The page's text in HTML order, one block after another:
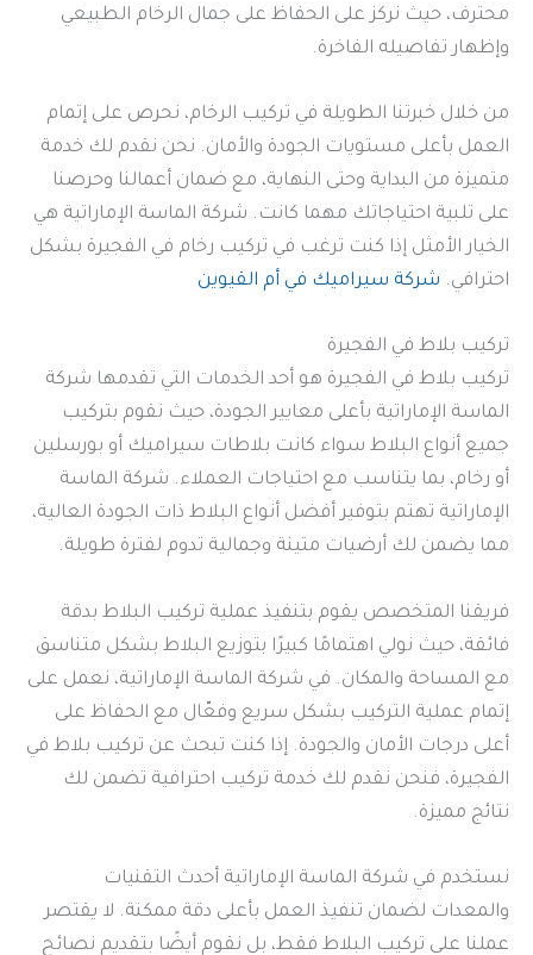
محترف، حيث نركز على الحفاظ على جمال الرخام الطبيعي
وإظهار تفاصيله الفاخرة.
من خلال خبرتنا الطويلة في تركيب الرخام، نحرص على إتمام
العمل بأعلى مستويات الجودة والأمان. نحن نقدم لك خدمة
متميزة من البداية وحتى النهاية، مع ضمان أعمالنا وحرصنا
على تلبية احتياجاتك مهما كانت. شركة الماسة الإماراتية هي
الخيار الأمثل إذا كنت ترغب في تركيب رخام في الفجيرة بشكل
احترافي. شركة سيراميك في أم القيوين
تركيب بلاط في الفجيرة
تركيب بلاط في الفجيرة هو أحد الخدمات التي تقدمها شركة
الماسة الإماراتية بأعلى معايير الجودة، حيث نقوم بتركيب
جميع أنواع البلاط سواء كانت بلاطات سيراميك أو بورسلين
أو رخام، بما يتناسب مع احتياجات العملاء. شركة الماسة
الإماراتية تهتم بتوفير أفضل أنواع البلاط ذات الجودة العالية،
مما يضمن لك أرضيات متينة وجمالية تدوم لفترة طويلة.
فريقنا المتخصص يقوم بتنفيذ عملية تركيب البلاط بدقة
فائقة، حيث نولي اهتمامًا كبيرًا بتوزيع البلاط بشكل متناسق
مع المساحة والمكان. في شركة الماسة الإماراتية، نعمل على
إتمام عملية التركيب بشكل سريع وفعّال مع الحفاظ على
أعلى درجات الأمان والجودة. إذا كنت تبحث عن تركيب بلاط في
الفجيرة، فنحن نقدم لك خدمة تركيب احترافية تضمن لك
نتائج مميزة.
نستخدم في شركة الماسة الإماراتية أحدث التقنيات
والمعدات لضمان تنفيذ العمل بأعلى دقة ممكنة. لا يقتصر
عملنا على تركيب البلاط فقط، بل نقوم أيضًا بتقديم نصائح